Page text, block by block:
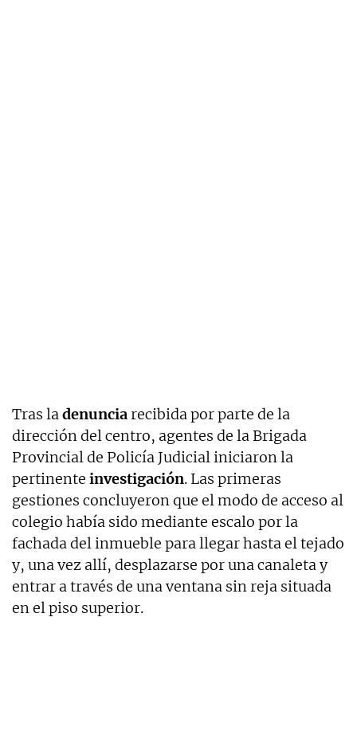
Tras ladenunciarecibida por parte de la
dirección del centro, agentes de la Brigada
Provincial de Policía Judicial iniciaron la
pertinente investigación. Las primeras
gestiones concluyeron que el modo de acceso al
colegio había sido mediante escalo por la
fachada del inmueble para llegar hasta el tejado
y, una vez allí, desplazarse por una canaleta y
entrar a través de una ventana sin reja situada
en el piso superior.